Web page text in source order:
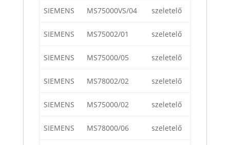
SIEMENS MS75000VS/04 szeletelő
SIEMENS MS75002/01 szeletelő
SIEMENS MS75000/05 szeletelő
SIEMENS MS78002/02 szeletelő
SIEMENS MS75000/02 szeletelő
SIEMENS MS78000/06 szeletelő